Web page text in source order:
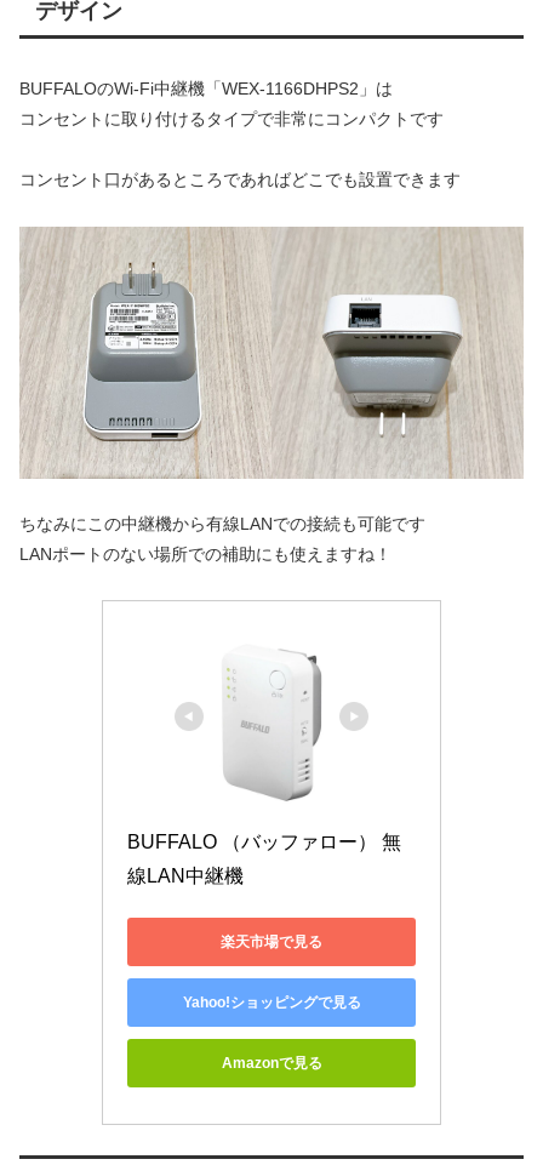
デザイン
BUFFALOのWi-Fi中継機「WEX-1166DHPS2」は
コンセントに取り付けるタイプで非常にコンパクトです
コンセント口があるところであればどこでも設置できます
ちなみにこの中継機から有線LANでの接続も可能です
LANポートのない場所での補助にも使えますね！
BUFFALO （バッファロー） 無
線LAN中継機
楽天市場で見る
Yahoo!ショッピングで見る
Amazonで見る